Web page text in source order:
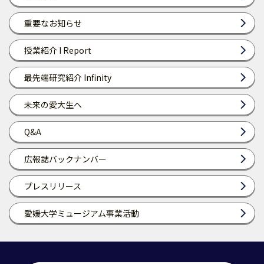
重要なお知らせ
授業紹介 I Report
最先端研究紹介 Infinity
未来の愛大生へ
Q&A
広報誌バックナンバー
プレスリリース
愛媛大学ミュージアム事業活動